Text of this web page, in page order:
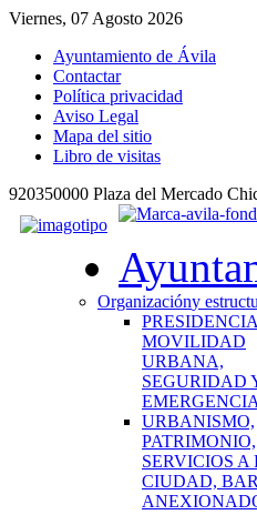
Viernes, 07 Agosto 2026
Ayuntamiento de Ávila
Contactar
Política privacidad
Aviso Legal
Mapa del sitio
Libro de visitas
920350000 Plaza del Mercado
Organizacióny
MOVILIDAD
URBANA,
SEGURIDAD
URBANISMO,
PATRIMONIO,
SERVICIOS A
CIUDAD,